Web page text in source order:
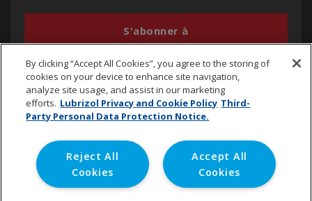
cpvc.emena@lubrizol.com
By clicking “Accept All Cookies”, you agree to the storing of
cookies on your device to enhance site navigation,
analyze site usage, and assist in our marketing
efforts. Lubrizol Privacy and Cookie Policy Third-
Party Personal Data Protection Notice.
Accept All
Cookies
Reject All
Cookies